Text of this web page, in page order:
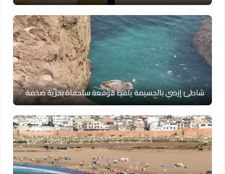
شاطئ إزضي بالحسيمة يلفظ قوقعة سلحفاة بحرية ضخمة